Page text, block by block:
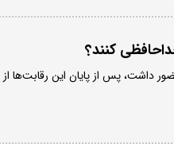
کنند؟
افسانه‌ای تیم ملی فوتبال آلمان که در جام‌جهانی ۲۰۲۶حضور داشت، پس از پایان این رقابت‌ها از